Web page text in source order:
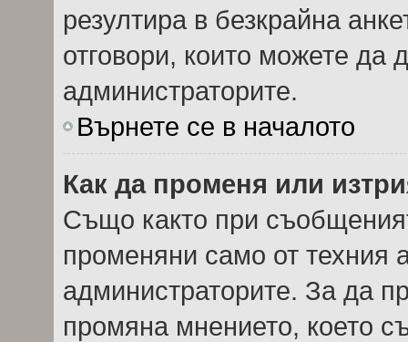
резултира в безкрайна
отговори, които можете да
администраторите.
Върнете се в началото
Как да променя или
Също както при
променяни само от техния
администраторите. За да
промяна мнението, което